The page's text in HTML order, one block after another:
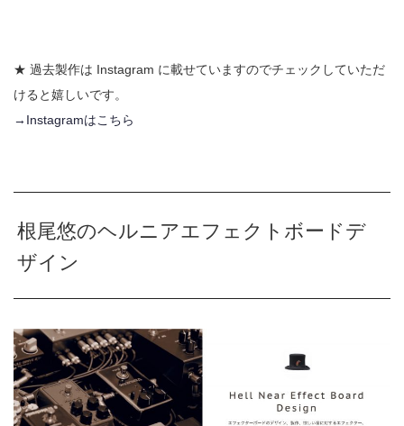
★ 過去製作は Instagram に載せていますのでチェックしていただ
けると嬉しいです。
→Instagramはこちら
根尾悠のヘルニアエフェクトボードデ
ザイン